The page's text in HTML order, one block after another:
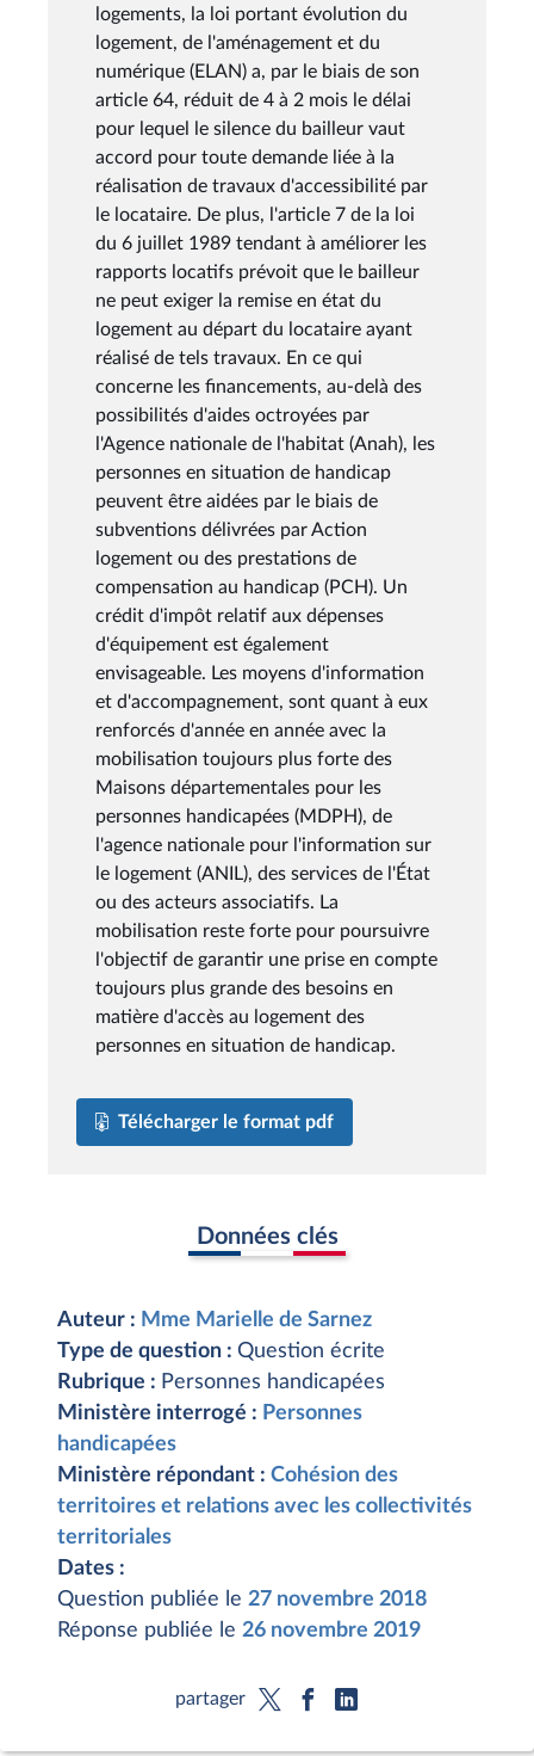
logements, la loi portant évolution du
logement, de l'aménagement et du
numérique (ELAN) a, par le biais de son
article 64, réduit de 4 à 2 mois le délai
pour lequel le silence du bailleur vaut
accord pour toute demande liée à la
réalisation de travaux d'accessibilité par
le locataire. De plus, l'article 7 de la loi
du 6 juillet 1989 tendant à améliorer les
rapports locatifs prévoit que le bailleur
ne peut exiger la remise en état du
logement au départ du locataire ayant
réalisé de tels travaux. En ce qui
concerne les financements, au-delà des
possibilités d'aides octroyées par
l'Agence nationale de l'habitat (Anah), les
personnes en situation de handicap
peuvent être aidées par le biais de
subventions délivrées par Action
logement ou des prestations de
compensation au handicap (PCH). Un
crédit d'impôt relatif aux dépenses
d'équipement est également
envisageable. Les moyens d'information
et d'accompagnement, sont quant à eux
renforcés d'année en année avec la
mobilisation toujours plus forte des
Maisons départementales pour les
personnes handicapées (MDPH), de
l'agence nationale pour l'information sur
le logement (ANIL), des services de l'État
ou des acteurs associatifs. La
mobilisation reste forte pour poursuivre
l'objectif de garantir une prise en compte
toujours plus grande des besoins en
matière d'accès au logement des
personnes en situation de handicap.
Télécharger le format pdf
Données clés
Auteur : Mme Marielle de Sarnez
Type de question : Question écrite
Rubrique : Personnes handicapées
Ministère interrogé : Personnes
handicapées
Ministère répondant : Cohésion des
territoires et relations avec les collectivités
territoriales
Dates :
Question publiée le 27 novembre 2018
Réponse publiée le 26 novembre 2019
partager